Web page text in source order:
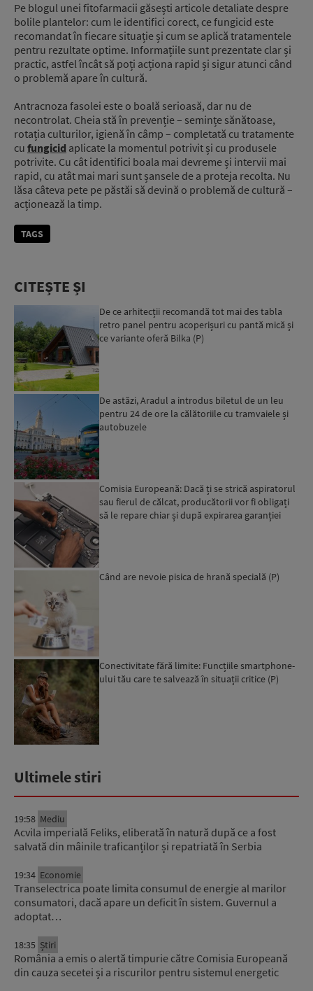
Pe blogul unei fitofarmacii găsești articole detaliate despre
bolile plantelor: cum le identifici corect, ce fungicid este
recomandat în fiecare situație și cum se aplică tratamentele
pentru rezultate optime. Informațiile sunt prezentate clar și
practic, astfel încât să poți acționa rapid și sigur atunci când
o problemă apare în cultură.
Antracnoza fasolei este o boală serioasă, dar nu de
necontrolat. Cheia stă în prevenție – semințe sănătoase,
rotația culturilor, igienă în câmp – completată cu tratamente
cu fungicid aplicate la momentul potrivit și cu produsele
potrivite. Cu cât identifici boala mai devreme și intervii mai
rapid, cu atât mai mari sunt șansele de a proteja recolta. Nu
lăsa câteva pete pe păstăi să devină o problemă de cultură –
acționează la timp.
TAGS
CITEȘTE ȘI
De ce arhitecții recomandă tot mai des tabla
retro panel pentru acoperișuri cu pantă mică și
ce variante oferă Bilka (P)
De astăzi, Aradul a introdus biletul de un leu
pentru 24 de ore la călătoriile cu tramvaiele și
autobuzele
Comisia Europeană: Dacă ți se strică aspiratorul
sau fierul de călcat, producătorii vor fi obligați
să le repare chiar și după expirarea garanției
Când are nevoie pisica de hrană specială (P)
Conectivitate fără limite: Funcțiile smartphone-
ului tău care te salvează în situații critice (P)
Ultimele stiri
19:58 Mediu
Acvila imperială Feliks, eliberată în natură după ce a fost
salvată din mâinile traficanților și repatriată în Serbia
19:34 Economie
Transelectrica poate limita consumul de energie al marilor
consumatori, dacă apare un deficit în sistem. Guvernul a
adoptat…
18:35 Știri
România a emis o alertă timpurie către Comisia Europeană
din cauza secetei și a riscurilor pentru sistemul energetic